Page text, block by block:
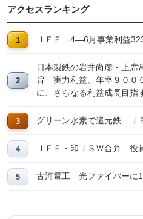
アクセスランキング
ＪＦＥ 4―6月事業利益
日本製鉄の岩井尚彦・上席
旨 実力利益、年率９００
に、さらなる利益成長目指
グリーン水素で還元鉄 Ｊ
ＪＦＥ・印ＪＳＷ合弁 役
古河電工 光ファイバーに